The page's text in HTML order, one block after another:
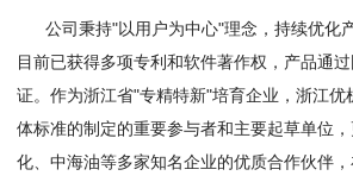
公司秉持"以用户为中心"理念，持续优化产
目前已获得多项专利和软件著作权，产品通
证。作为浙江省"专精特新"培育企业，浙江优
体标准的制定的重要参与者和主要起草单位
化、中海油等多家知名企业的优质合作伙伴